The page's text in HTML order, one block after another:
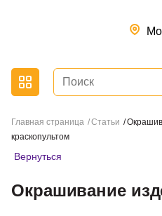
Вернуться
Главная страница Статьи
краскопультом
Окрашивание